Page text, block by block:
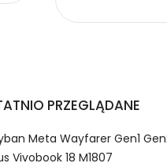
PRZEGLĄDANE
Meta Wayfarer Gen1
Vivobook 18 M1807